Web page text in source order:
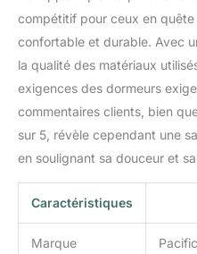
compétitif pour ceux en quête
confortable et durable. Avec
la qualité des matériaux
exigences des dormeurs
commentaires clients, bien
sur 5, révèle cependant une
en soulignant sa douceur et
Caractéristiques
Marque